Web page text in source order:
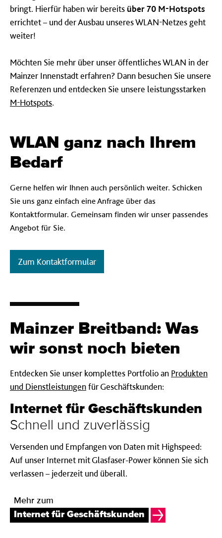
bringt. Hierfür haben wir bereits über 70 M-Hotspots
errichtet – und der Ausbau unseres WLAN-Netzes geht
weiter!
Möchten Sie mehr über unser öffentliches WLAN in der
Mainzer Innenstadt erfahren? Dann besuchen Sie unsere
Referenzen und entdecken Sie unsere leistungsstarken
M-Hotspots.
WLAN ganz nach Ihrem
Be­darf
Gerne helfen wir Ihnen auch persönlich weiter. Schicken
Sie uns ganz einfach eine Anfrage über das
Kontaktformular. Gemeinsam finden wir unser passendes
Angebot für Sie.
Zum Kontaktformular
Mainz­er Breit­band: Was
wir sonst noch bieten
Entdecken Sie unser komplettes Portfolio an Produkten
und Dienstleistungenfür Geschäftskunden:
Internet für Geschäfts­kunden
Schnell und zuverlässig
Versenden und Empfangen von Daten mit Highspeed:
Auf unser Internet mit Glasfaser-Power können Sie sich
verlassen – jederzeit und überall.
Mehr zum
Internet für Geschäftskunden